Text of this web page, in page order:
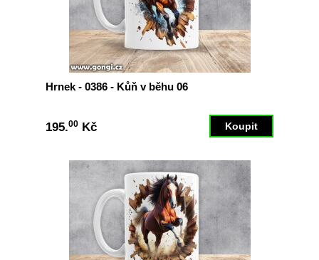
Hrnek - 0386 - Kůň v běhu 06
195.00 Kč